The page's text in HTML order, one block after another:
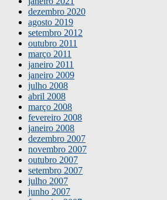
dezembro 2020
agosto 2019
setembro 2012
outubro 2011
março 2011
janeiro 2011
janeiro 2009
julho 2008
abril 2008
março 2008
fevereiro 2008
janeiro 2008
dezembro 2007
novembro 2007
outubro 2007
setembro 2007
julho 2007
junho 2007